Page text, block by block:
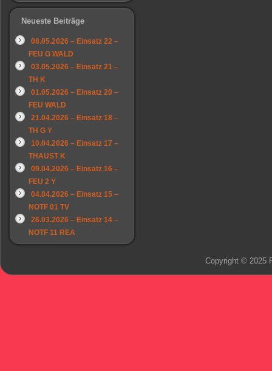
Neueste Beiträge
08.05.2026 – Einsatz 22 –
FEU G WALD
03.05.2026 – Einsatz 21 –
TH K
01.05.2026 – Einsatz 20 –
FEU WALD
21.04.2026 – Einsatz 18 –
TH G Y
10.04.2026 – Einsatz 17 –
THAUST K
09.04.2026 – Einsatz 16 –
FEU 2 Y
04.04.2026 – Einsatz 15 –
NOTF 01 TV
26.03.2026 – Einsatz 14 –
NOTF 11 REA
Copyright © 2025